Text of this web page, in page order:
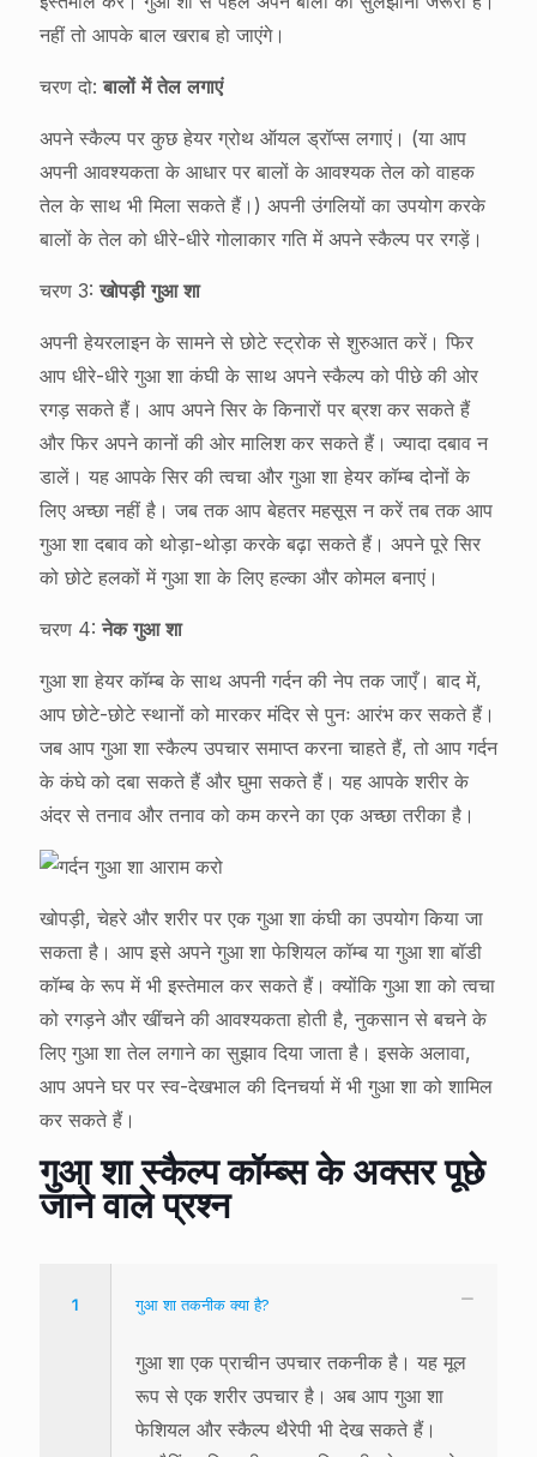
नहीं तो आपके बाल खराब हो जाएंगे।
चरण दो:बालों में तेल लगाएं
अपने स्कैल्प पर कुछ हेयर ग्रोथ ऑयल ड्रॉप्स लगाएं। (या आप
अपनी आवश्यकता के आधार पर बालों के आवश्यक तेल को वाहक
तेल के साथ भी मिला सकते हैं।) अपनी उंगलियों का उपयोग करके
बालों के तेल को धीरे-धीरे गोलाकार गति में अपने स्कैल्प पर रगड़ें।
चरण 3:खोपड़ी गुआ शा
अपनी हेयरलाइन के सामने से छोटे स्ट्रोक से शुरुआत करें। फिर
आप धीरे-धीरे गुआ शा कंघी के साथ अपने स्कैल्प को पीछे की ओर
रगड़ सकते हैं। आप अपने सिर के किनारों पर ब्रश कर सकते हैं
और फिर अपने कानों की ओर मालिश कर सकते हैं। ज्यादा दबाव न
डालें। यह आपके सिर की त्वचा और गुआ शा हेयर कॉम्ब दोनों के
लिए अच्छा नहीं है। जब तक आप बेहतर महसूस न करें तब तक आप
गुआ शा दबाव को थोड़ा-थोड़ा करके बढ़ा सकते हैं। अपने पूरे सिर
को छोटे हलकों में गुआ शा के लिए हल्का और कोमल बनाएं।
चरण 4:नेक गुआ शा
गुआ शा हेयर कॉम्ब के साथ अपनी गर्दन की नेप तक जाएँ। बाद में,
आप छोटे-छोटे स्थानों को मारकर मंदिर से पुनः आरंभ कर सकते हैं।
जब आप गुआ शा स्कैल्प उपचार समाप्त करना चाहते हैं, तो आप गर्दन
के कंघे को दबा सकते हैं और घुमा सकते हैं। यह आपके शरीर के
अंदर से तनाव और तनाव को कम करने का एक अच्छा तरीका है।
खोपड़ी, चेहरे और शरीर पर एक गुआ शा कंघी का उपयोग किया जा
सकता है। आप इसे अपने गुआ शा फेशियल कॉम्ब या गुआ शा बॉडी
कॉम्ब के रूप में भी इस्तेमाल कर सकते हैं। क्योंकि गुआ शा को त्वचा
को रगड़ने और खींचने की आवश्यकता होती है, नुकसान से बचने के
लिए गुआ शा तेल लगाने का सुझाव दिया जाता है। इसके अलावा,
आप अपने घर पर स्व-देखभाल की दिनचर्या में भी गुआ शा को शामिल
कर सकते हैं।
गुआ शा स्कैल्प कॉम्ब्स के अक्सर पूछे
जाने वाले प्रश्न
1 गुआ शा तकनीक क्या है?
गुआ शा एक प्राचीन उपचार तकनीक है। यह मूल
रूप से एक शरीर उपचार है। अब आप गुआ शा
फेशियल और स्कैल्प थैरेपी भी देख सकते हैं।